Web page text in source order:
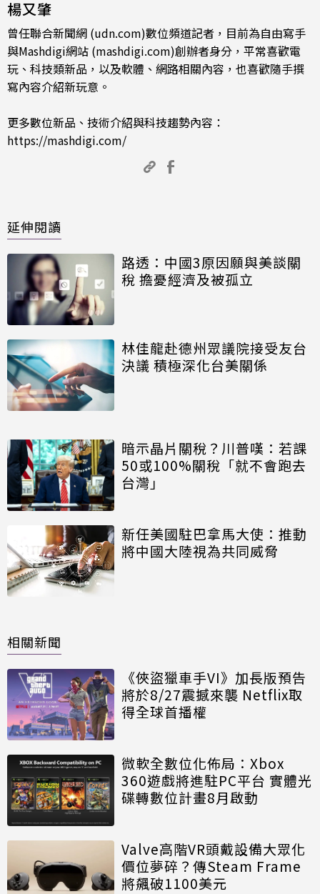
楊又肇
曾任聯合新聞網 (udn.com)數位頻道記者，目前為自由寫手
與Mashdigi網站 (mashdigi.com)創辦者身分，平常喜歡電
玩、科技類新品，以及軟體、網路相關內容，也喜歡隨手撰
寫內容介紹新玩意。
更多數位新品、技術介紹與科技趨勢內容：
https://mashdigi.com/
延伸閱讀
路透：中國3原因願與美談關
稅 擔憂經濟及被孤立
林佳龍赴德州眾議院接受友台
決議 積極深化台美關係
暗示晶片關稅？川普嘆：若課
50或100%關稅「就不會跑去
台灣」
新任美國駐巴拿馬大使：推動
將中國大陸視為共同威脅
相關新聞
《俠盜獵車手VI》加長版預告
將於8/27震撼來襲 Netflix取
得全球首播權
微軟全數位化佈局：Xbox
360遊戲將進駐PC平台 實體光
碟轉數位計畫8月啟動
Valve高階VR頭戴設備大眾化
價位夢碎？傳Steam Frame
將飆破1100美元